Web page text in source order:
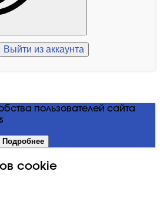
Выйти из аккаунта
пользователей сайта
Подробнее
cookie